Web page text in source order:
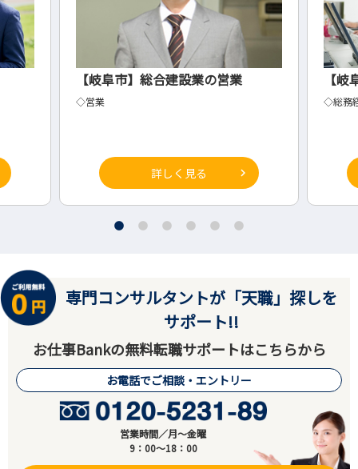
【岐阜市】総合建設業の営業
◇営業
詳しく見る
【
◇総務
専門コンサルタントが「天職」探しを
サポート!!
お仕事Bankの無料転職サポートはこちらから
お電話でご相談・エントリー
営業時間／月～金曜
9：00～18：00